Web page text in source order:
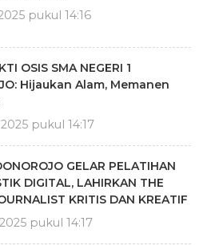
pukul 14:16
OSIS SMA NEGERI 1
Hijaukan Alam, Memanen
pukul 14:17
GELAR PELATIHAN
DIGITAL, LAHIRKAN THE
KRITIS DAN KREATIF
pukul 14:17